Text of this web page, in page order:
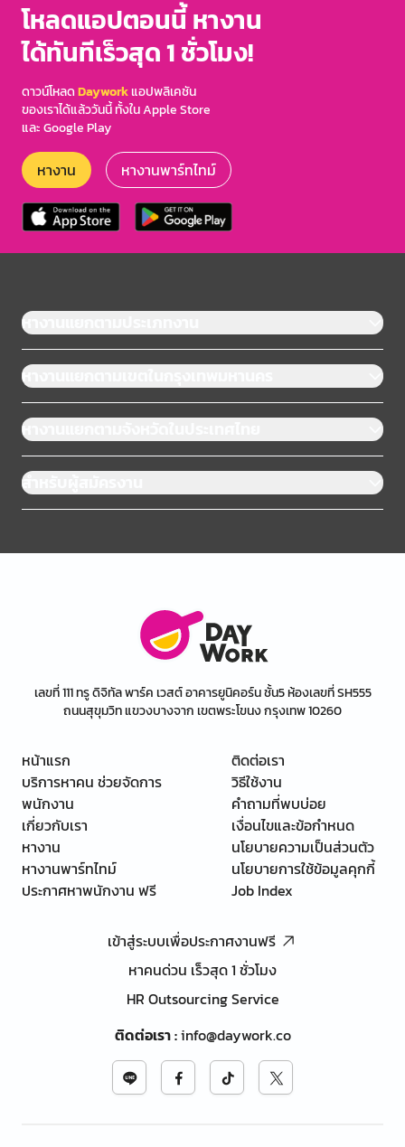
โหลดแอปตอนนี้ หางาน
ได้ทันทีเร็วสุด 1 ชั่วโมง!
ดาวน์โหลดDayworkแอปพลิเคชัน
ของเราได้แล้ววันนี้ ทั้งใน Apple Store
และ Google Play
หางาน หางานพาร์ทไทม์
หางานแยกตามประเภทงาน
หางานแยกตามเขตในกรุงเทพมหานคร
หางานแยกตามจังหวัดในประเทศไทย
สำหรับผู้สมัครงาน
เลขที่ 111 ทรู ดิจิทัล พาร์ค เวสต์ อาคารยูนิคอร์น ชั้น5 ห้องเลขที่ SH555
ถนนสุขุมวิท แขวงบางจาก เขตพระโขนง กรุงเทพ 10260
หน้าแรก
บริการหาคน ช่วยจัดการ
พนักงาน
เกี่ยวกับเรา
หางาน
หางานพาร์ทไทม์
ประกาศหาพนักงาน ฟรี
ติดต่อเรา
วิธีใช้งาน
คำถามที่พบบ่อย
เงื่อนไขและข้อกำหนด
นโยบายความเป็นส่วนตัว
นโยบายการใช้ข้อมูลคุกกี้
Job Index
เข้าสู่ระบบเพื่อประกาศงานฟรี
หาคนด่วน เร็วสุด 1 ชั่วโมง
HR Outsourcing Service
ติดต่อเรา:info@daywork.co